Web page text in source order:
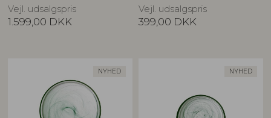
Vejl. udsalgspris
1.599,00 DKK
Vejl. udsalgspris
399,00 DKK
NYHED NYHED